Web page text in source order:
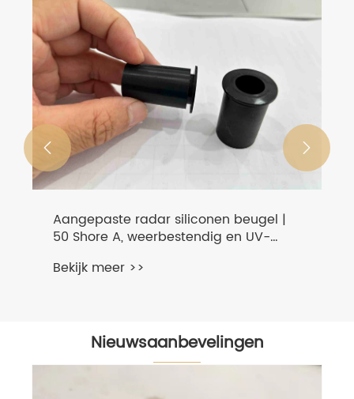
Aangepaste radar siliconen beugel |
50 Shore A, weerbestendig en UV-
Bekijk meer >>
 
Nieuwsaanbevelingen